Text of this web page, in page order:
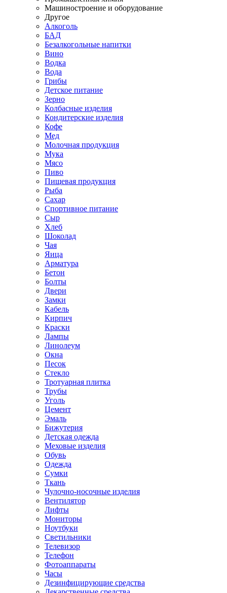
Машиностроение и оборудование
Другое
Алкоголь
БАД
Безалкогольные напитки
Вино
Водка
Вода
Грибы
Детское питание
Зерно
Колбасные изделия
Кондитерские изделия
Кофе
Мед
Молочная продукция
Мука
Мясо
Пиво
Пищевая продукция
Рыба
Сахар
Спортивное питание
Сыр
Хлеб
Шоколад
Чая
Яица
Арматура
Бетон
Болты
Двери
Замки
Кабель
Кирпич
Краски
Лампы
Линолеум
Окна
Песок
Стекло
Тротуарная плитка
Трубы
Уголь
Цемент
Эмаль
Бижутерия
Детская одежда
Меховые изделия
Обувь
Одежда
Сумки
Ткань
Чулочно-носочные изделия
Вентилятор
Лифты
Мониторы
Ноутбуки
Светильники
Телевизор
Телефон
Фотоаппараты
Часы
Дезинфицирующие средства